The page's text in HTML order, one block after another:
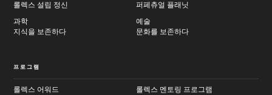
롤렉스 설립 정신
퍼페츄얼 플래닛
과학
지식을 보존하다
예술
문화를 보존하다
프로그램
롤렉스 어워드 롤렉스 멘토링 프로그램